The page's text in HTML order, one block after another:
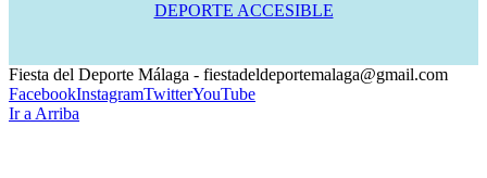
DEPORTE ACCESIBLE
Fiesta del Deporte Málaga - fiestadeldeportemalaga@gmail.com
FacebookInstagramTwitterYouTube
Ir a Arriba